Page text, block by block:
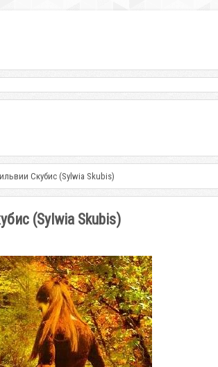
Скубис (Sylwia Skubis)
(Sylwia Skubis)